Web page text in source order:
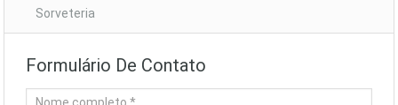
Sorveteria
Formulário De Contato